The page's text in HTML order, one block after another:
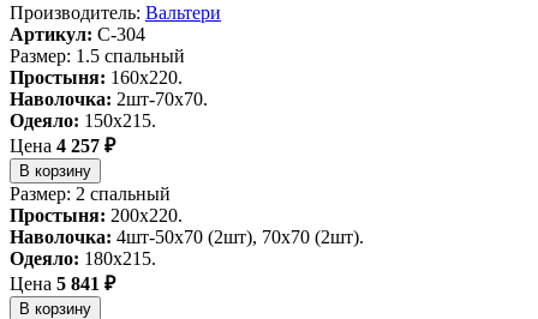
Производитель: Вальтери
Артикул: C-304
Размер: 1.5 спальный
Простыня: 160х220.
Наволочка: 2шт-70х70.
Одеяло: 150х215.
Цена 4 257 ₽
В корзину
Размер: 2 спальный
Простыня: 200х220.
Наволочка: 4шт-50х70 (2шт), 70х70 (2шт).
Одеяло: 180х215.
Цена 5 841 ₽
В корзину